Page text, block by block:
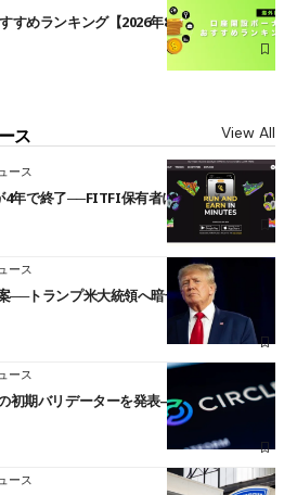
すめランキング【2026年8月最新】
ス View All
ース
年で終了──FITFI保有者に対応呼びかけ
ース
──トランプ米大統領へ暗号資産事業の売却
ース
初期バリデーターを発表――ブラックロッ
ース